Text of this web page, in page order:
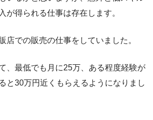
が得られる仕事は存在します。
店での販売の仕事をしていました。
、最低でも月に25万、ある程度経験が
と30万円近くもらえるようになりまし